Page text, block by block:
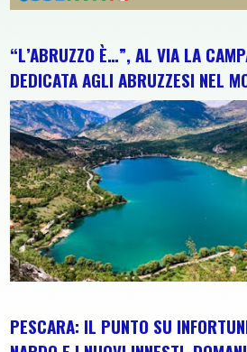
ARTE, CONCERTO E
“L’ABRUZZO È…”, AL VIA LA
DEDICATA AGLI ABRUZZESI NEL
PESCARA: IL PUNTO SU